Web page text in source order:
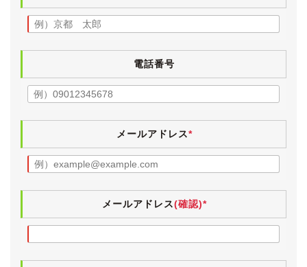
エアログレードのアエラスに、上級グレードＧの豪華装
備を一部追加。
見た目ヨシ、機能ヨシなグレードとなっています。
【外装】
華やかなホワイトパールクリスタルシャインのボディ
リアバンパーに傷がちょこちょこございますが、そこま
で気になるものではないと思います。
その他、中古車ですので小傷・薄傷・小凹など探せば見
つかるかと思いますが、大きく目立つものはございませ
ボディにはまだ十分に艶が残っており、年式や走行距離
純正17インチアルミホイールは、前期型の７本スポーク
から10本スポークへと意匠変更されました。
電話番号
メールアドレス*
メールアドレス(確認)*